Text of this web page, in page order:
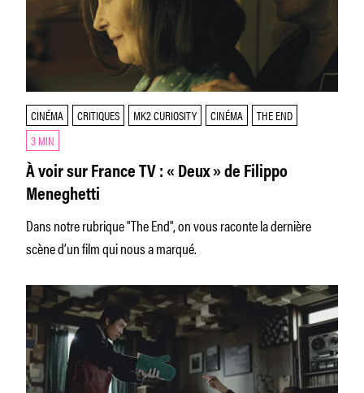
CINÉMA CRITIQUES MK2 CURIOSITY CINÉMA
THE END
3 MIN
À voir sur France TV : « Deux » de Filippo
Meneghetti
Dans notre rubrique "The End", on vous raconte la dernière
scène d’un film qui nous a marqué.